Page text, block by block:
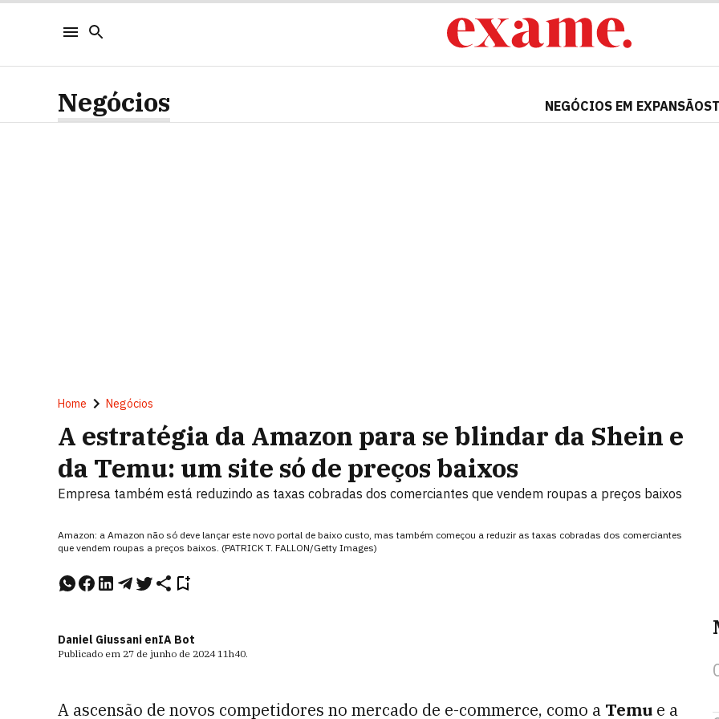
Negócios NEGÓCIOS EM EXPANSÃO
Home Negócios
A estratégia da Amazon para se blindar da Shein e
da Temu: um site só de preços baixos
Empresa também está reduzindo as taxas cobradas dos comerciantes que vendem roupas a preços baixos
Amazon: a Amazon não só deve lançar este novo portal de baixo custo, mas também começou a reduzir as taxas cobradas dos comerciantes
que vendem roupas a preços baixos. (PATRICK T. FALLON/Getty Images)
Daniel Giussani enIA Bot
Publicado em 27 de junho de 2024 11h40.
A ascensão de novos competidores no mercado de e-commerce, como a Temu e a